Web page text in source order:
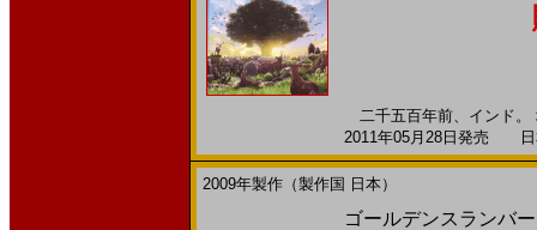
二千五百年前、インド。
2011年05月28日発売 日
2009年製作（製作国 日本）
ゴールデンスランバ